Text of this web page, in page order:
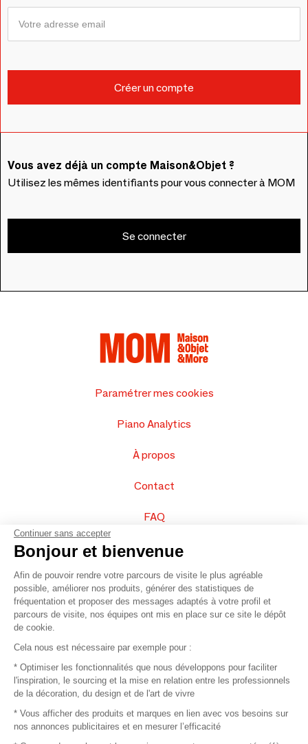
Vous avez déjà un compte Maison&Objet ?
Utilisez les mêmes identifiants pour vous connecter à MOM
Se connecter
Paramétrer mes cookies
Piano Analytics
À propos
Contact
FAQ
Vendez vos produits
Plan du site
© 2016 –Organisation SAFI
Recrutement
Continuer sans accepter
Bonjour et bienvenue
Afin de pouvoir rendre votre parcours de visite le plus agréable
possible, améliorer nos produits, générer des statistiques de
fréquentation et proposer des messages adaptés à votre profil et
parcours de visite, nos équipes ont mis en place sur ce site le dépôt
de cookie.
Cela nous est nécessaire par exemple pour :
* Optimiser les fonctionnalités que nous développons pour faciliter
l'inspiration, le sourcing et la mise en relation entre les professionnels
de la décoration, du design et de l'art de vivre
* Vous afficher des produits et marques en lien avec vos besoins sur
nos annonces publicitaires et en mesurer l’efficacité